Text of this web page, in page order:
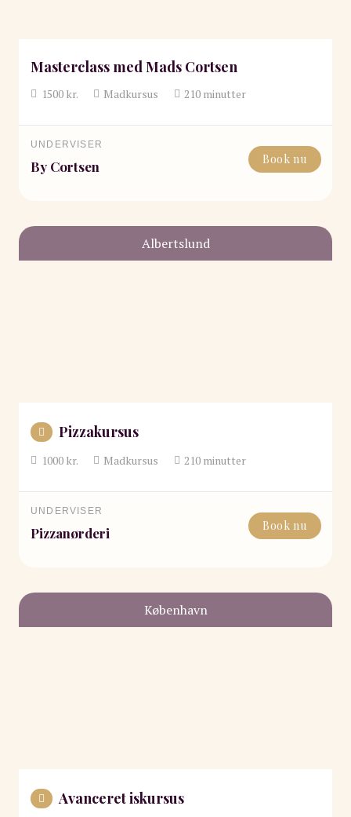
Masterclass med Mads Cortsen
1500kr. Madkursus 210 minutter
UNDERVISER
By Cortsen Book nu
Albertslund
Pizzakursus
1000kr. Madkursus 210 minutter
UNDERVISER
Pizzanørderi Book nu
København
Avanceret iskursus